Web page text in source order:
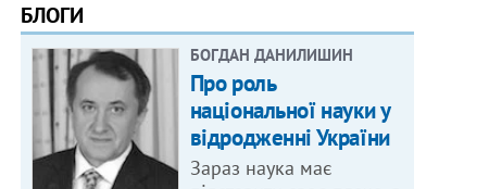
БЛОГИ
БОГДАН ДАНИЛИШИН
Про роль
національної науки у
відродженні України
Зараз наука має